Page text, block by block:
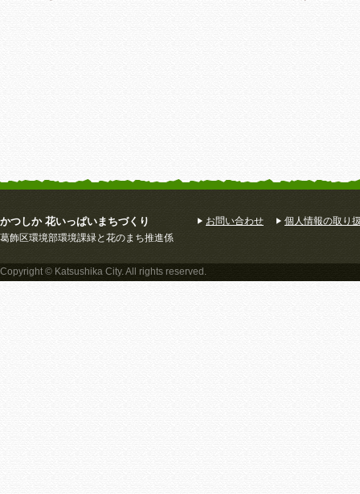
かつしか 花いっぱいまちづくり
葛飾区環境部環境課緑と花のまち推進係
お問い合わせ 個人情報の取り
Copyright © Katsushika City. All rights reserved.